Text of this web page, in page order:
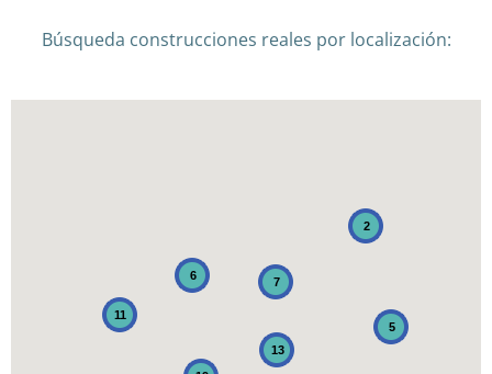
Búsqueda construcciones reales por localización:
5
11
13
6
2
7